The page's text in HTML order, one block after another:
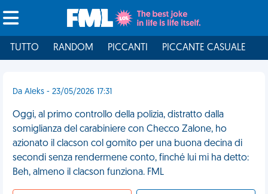
TUTTO RANDOM PICCANTI PICCANTE CASUALE
Da Aleks - 23/05/2026 17:31
Oggi, al primo controllo della polizia, distratto dalla
somiglianza del carabiniere con Checco Zalone, ho
azionato il clacson col gomito per una buona decina di
secondi senza rendermene conto, finché lui mi ha detto:
Beh, almeno il clacson funziona. FML